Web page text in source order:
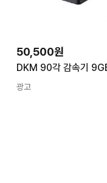
50,500원
광고